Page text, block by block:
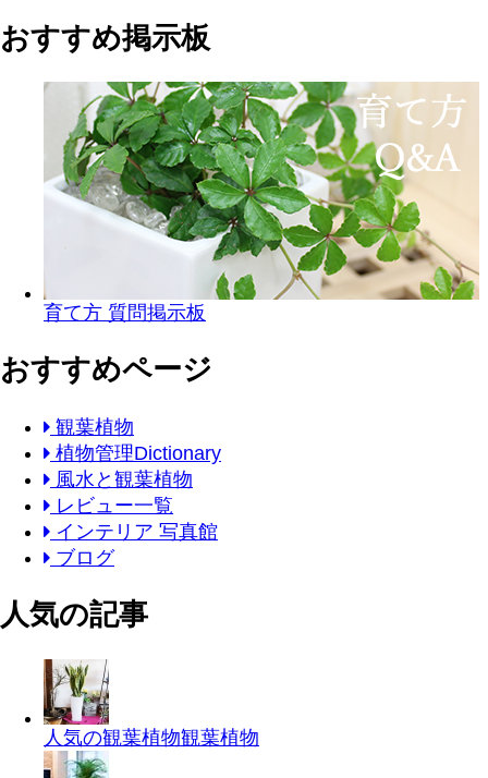
おすすめ掲示板
育て方 質問掲示板
おすすめページ
観葉植物
植物管理Dictionary
風水と観葉植物
レビュー一覧
インテリア 写真館
ブログ
人気の記事
人気の観葉植物観葉植物